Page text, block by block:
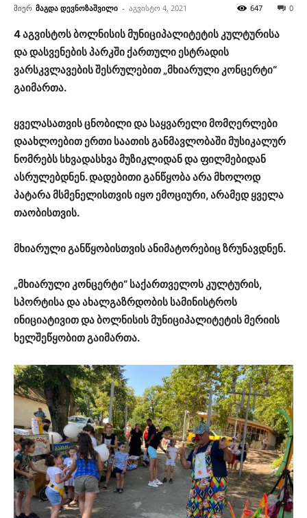
მიერ მაგდა დევნოზაშვილი - აგვისტო 4, 2021 0
647
4 აგვისტოს ბოლნისის მუნიციპალიტეტის კულტურისა
და დასვენების პარკში ქართული ესტრადის
ვარსკვლავების შესრულებით „მხიარული კონცერტი“
გაიმართა.
ყველასათვის ცნობილი და საყვარელი მომღერლები
დაახლოებით ერთი საათის განმავლობაში მუსიკალურ
ნომრებს სხვადასხვა მუზიკლიდან და ფილმებიდან
ასრულებდნენ. დადებითი განწყობა არა მხოლოდ
პატარა მსმენელისთვის იყო ემოციური, არამედ ყველა
თაობისთვის.
მხიარული განწყობისთვის ანიმატორებიც ზრუნავდნენ.
„მხიარული კონცერტი“ საქართველოს კულტურის,
სპორტისა და ახალგაზრდობის სამინისტროს
ინიციატივით და ბოლნისის მუნიციპალიტეტის მერიის
ხელშეწყობით გაიმართა.